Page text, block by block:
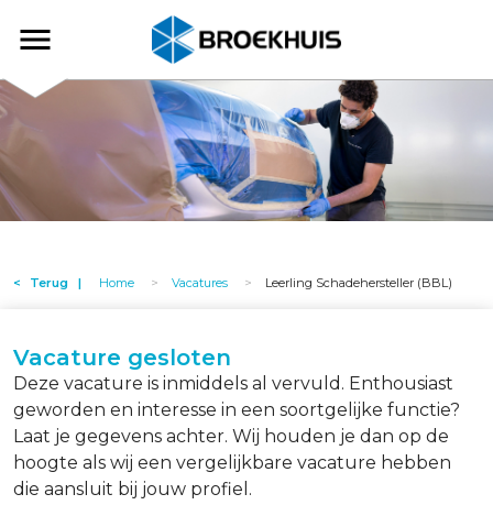
en
de
inhoud
gaan
Broekhuis
Terug Home Vacatures Leerling Schadehersteller (BBL)
Vacature gesloten
Deze vacature is inmiddels al vervuld. Enthousiast
geworden en interesse in een soortgelijke functie?
Laat je gegevens achter. Wij houden je dan op de
hoogte als wij een vergelijkbare vacature hebben
die aansluit bij jouw profiel.